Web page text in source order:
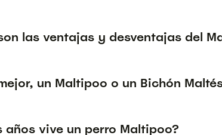
las ventajas y desventajas del
un Maltipoo o un Bichón
años vive un perro Maltipoo?